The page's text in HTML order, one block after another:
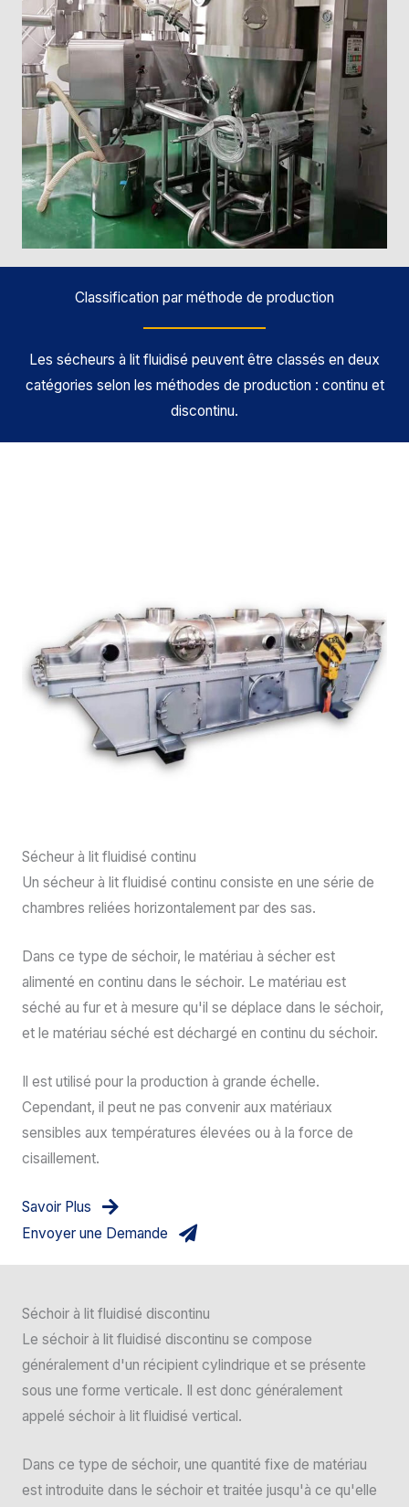
Classification par méthode de production
Les sécheurs à lit fluidisé peuvent être classés en deux
catégories selon les méthodes de production : continu et
discontinu.
Sécheur à lit fluidisé continu
Un sécheur à lit fluidisé continu consiste en une série de
chambres reliées horizontalement par des sas.
Dans ce type de séchoir, le matériau à sécher est
alimenté en continu dans le séchoir. Le matériau est
séché au fur et à mesure qu'il se déplace dans le séchoir,
et le matériau séché est déchargé en continu du séchoir.
Il est utilisé pour la production à grande échelle.
Cependant, il peut ne pas convenir aux matériaux
sensibles aux températures élevées ou à la force de
cisaillement.
Savoir Plus
Envoyer une Demande
Séchoir à lit fluidisé discontinu
Le séchoir à lit fluidisé discontinu se compose
généralement d'un récipient cylindrique et se présente
sous une forme verticale. Il est donc généralement
appelé séchoir à lit fluidisé vertical.
Dans ce type de séchoir, une quantité fixe de matériau
est introduite dans le séchoir et traitée jusqu'à ce qu'elle